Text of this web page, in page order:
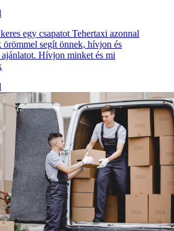
egy csapatot Tehertaxi azonnal
örömmel segít önnek, hívjon és
Hívjon minket és mi